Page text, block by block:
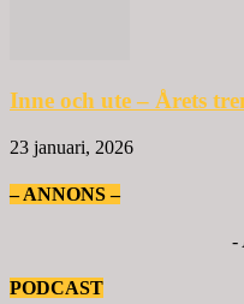
Inne och ute – Årets
23 januari, 2026
– ANNONS –
-
PODCAST